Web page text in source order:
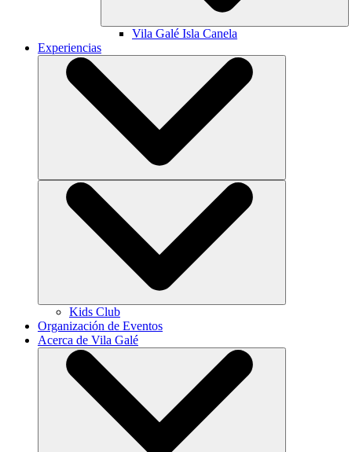
Vila Galé Isla Canela
Experiencias
Kids Club
Organización de Eventos
Acerca de Vila Galé